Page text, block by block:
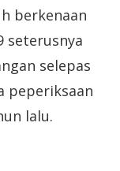
berkenaan
seterusnya
selepas
peperiksaan
lalu.